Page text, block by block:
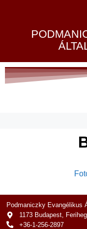
Podmaniczky Evangélikus
1173 Budapest,
+36-1-256-2897